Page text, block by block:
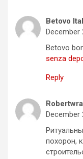
Betovo
December
Betovo
senza
Reply
December
похорон,